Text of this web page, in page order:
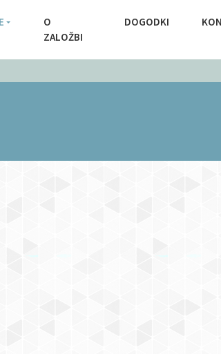
O
ZALOŽBI
DOGODKI